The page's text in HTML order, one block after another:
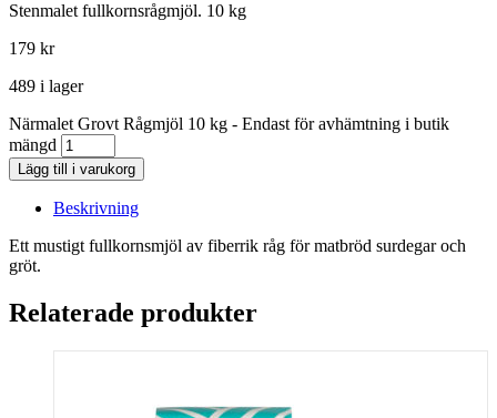
Stenmalet fullkornsrågmjöl. 10 kg
179 kr
489 i lager
Närmalet Grovt Rågmjöl 10 kg - Endast för avhämtning i butik
mängd
Lägg till i varukorg
Beskrivning
Ett mustigt fullkornsmjöl av fiberrik råg för matbröd surdegar och
gröt.
Relaterade produkter